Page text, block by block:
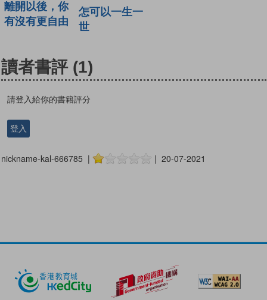
離開以後，你
有沒有更自由
怎可以一生一
世
讀者書評 (1)
請登入給你的書籍評分
登入
nickname-kal-666785 | | 20-07-2021